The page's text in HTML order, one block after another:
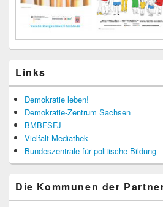
Links
Demokratie leben!
Demokratie-Zentrum Sachsen
BMBFSFJ
Vielfalt-Mediathek
Bundeszentrale für politische Bildung
Die Kommunen der